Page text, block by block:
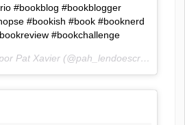
#bookblog #bookblogger
#bookish #book #booknerd
#bookchallenge
Uma foto publicada por Pat Xavier (@pah_lendoescrevendo) em